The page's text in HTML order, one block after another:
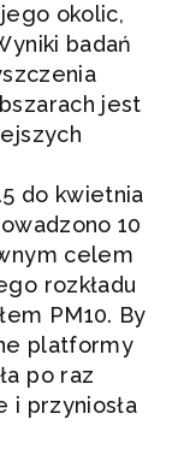
okolic,
badań
jest
do kwietnia
10
celem
rozkładu
PM10. By
platformy
po raz
i przyniosła